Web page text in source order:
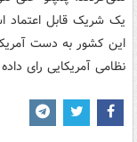
یک شریک قابل اعتماد
نظامی آمریکایی رای